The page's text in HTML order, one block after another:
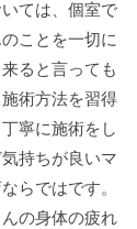
ては、個室で
ことを一切に
ると言っても
術方法を習得
寧に施術をし
持ちが良いマ
らではです。
の身体の疲れ